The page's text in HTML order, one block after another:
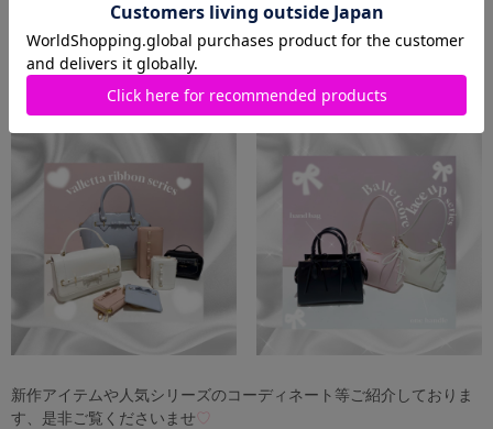
新作アイテムや人気シリーズのコーディネート等ご紹介しておりま
す、是非ご覧くださいませ♡